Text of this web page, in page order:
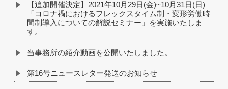
【追加開催決定】2021年10月29日(金)~10月31日(日)
「コロナ禍におけるフレックスタイム制・変形労働時
間制導入についての解説セミナー」を実施いたしま
す。
当事務所の紹介動画を公開いたしました。
第16号ニュースレター発送のお知らせ